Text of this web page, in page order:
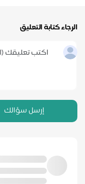
الرجاء كتابة التعليق
إرسل سؤالك